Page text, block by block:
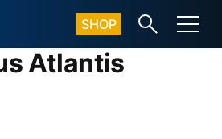
SHOP
Atlantis